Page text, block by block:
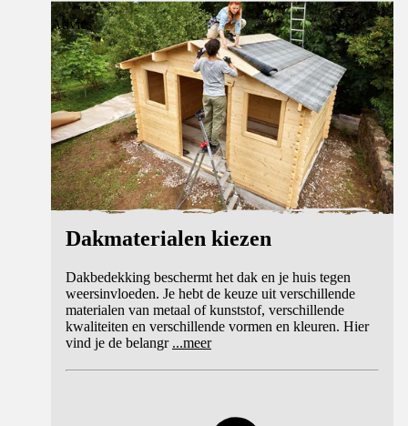
Advies
Dakmaterialen kiezen
Dakbedekking beschermt het dak en je huis tegen
weersinvloeden. Je hebt de keuze uit verschillende
materialen van metaal of kunststof, verschillende
kwaliteiten en verschillende vormen en kleuren. Hier
vind je de belangr ...meer